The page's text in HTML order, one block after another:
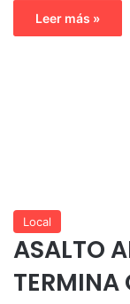
Leer más »
Local
ASALTO
TERMINA